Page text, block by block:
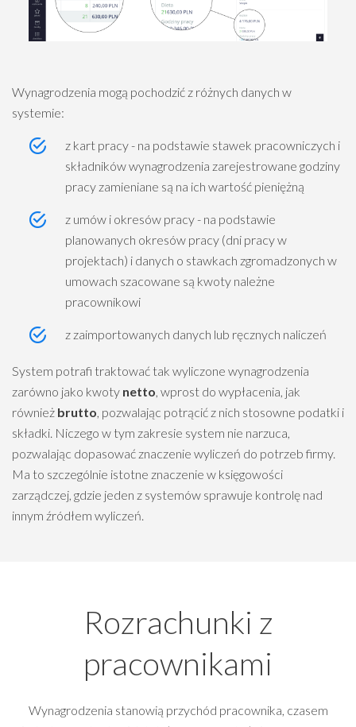
Wynagrodzenia mogą pochodzić z różnych danych w
systemie:
z kart pracy - na podstawie stawek pracowniczych i
składników wynagrodzenia zarejestrowane godziny
pracy zamieniane są na ich wartość pieniężną
z umów i okresów pracy - na podstawie
planowanych okresów pracy (dni pracy w
projektach) i danych o stawkach zgromadzonych w
umowach szacowane są kwoty należne
pracownikowi
z zaimportowanych danych lub ręcznych naliczeń
System potrafi traktować tak wyliczone wynagrodzenia
zarówno jako kwoty netto , wprost do wypłacenia, jak
również brutto , pozwalając potrącić z nich stosowne podatki i
składki. Niczego w tym zakresie system nie narzuca,
pozwalając dopasować znaczenie wyliczeń do potrzeb firmy.
Ma to szczególnie istotne znaczenie w księgowości
zarządczej, gdzie jeden z systemów sprawuje kontrolę nad
innym źródłem wyliczeń.
Rozrachunki z
pracownikami
Wynagrodzenia stanowią przychód pracownika, czasem